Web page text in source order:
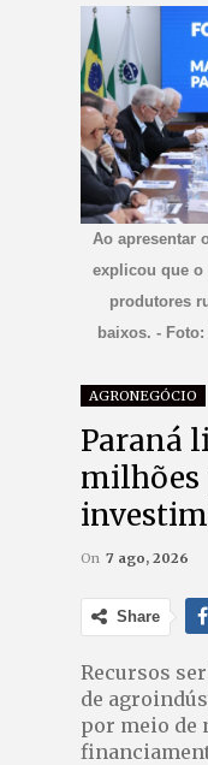
Ao apresentar
explicou que o
produtores
baixos. -
AGRONEGÓCIO
Paraná
milhões
On 7 ago, 2026
Share
Recursos
de
por meio de